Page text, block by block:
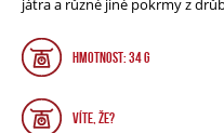
HMOTNOST: 34 g
VÍTE, ŽE?